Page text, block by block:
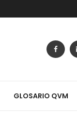
GLOSARIO QVM